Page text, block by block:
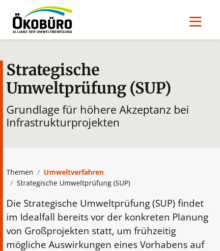
Strategische
Umweltprüfung (SUP)
Grundlage für höhere Akzeptanz bei
Infrastrukturprojekten
Themen
Umweltverfahren
Strategische Umweltprüfung (SUP)
Die Strategische Umweltprüfung (SUP) findet
im Idealfall bereits vor der konkreten Planung
von Großprojekten statt, um frühzeitig
mögliche Auswirkungen eines Vorhabens auf